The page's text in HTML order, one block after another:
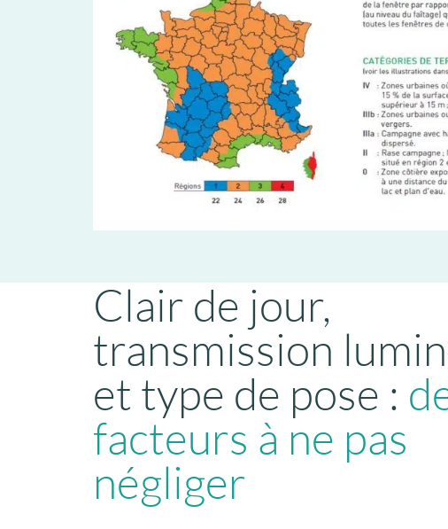
Clair de jour,
transmission
et type de pose :
facteurs à ne pas
négliger